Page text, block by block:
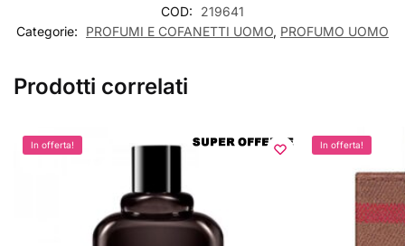
COD:
219641
Categorie:
PROFUMI E COFANETTI UOMO, PROFUMO UOMO
Prodotti correlati
In offerta! In offerta!